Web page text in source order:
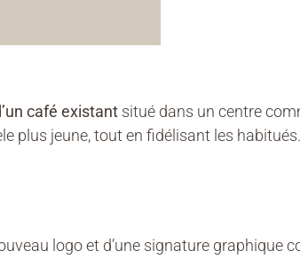
café existant situé dans un centre
plus jeune, tout en fidélisant les habitués.
logo et d’une signature graphique